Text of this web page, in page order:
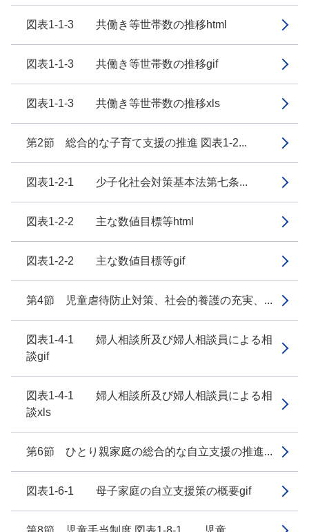
図表1-1-3 共働き等世帯数の推移html
図表1-1-3 共働き等世帯数の推移gif
図表1-1-3 共働き等世帯数の推移xls
第2節 総合的な子育て支援の推進 図表1-2...
図表1-2-1 少子化社会対策基本法第七条...
図表1-2-2 主な数値目標等html
図表1-2-2 主な数値目標等gif
第4節 児童虐待防止対策、社会的養護の充実、...
図表1-4-1 婦人相談所及び婦人相談員による相
談gif
図表1-4-1 婦人相談所及び婦人相談員による相
談xls
第6節 ひとり親家庭の総合的な自立支援の推進...
図表1-6-1 母子家庭の自立支援策の概要gif